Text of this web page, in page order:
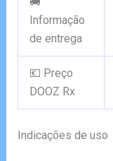
Informação
de entrega
💶 Preço
DOOZ Rx
Indicações de uso